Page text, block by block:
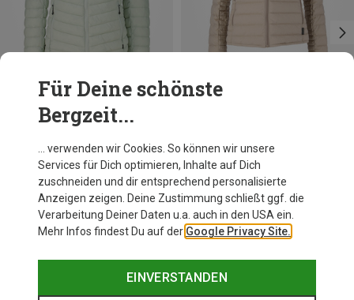
Bergzeit Basics
Damen Meru Weston 2.0 Jacke
M L XL XXL
Für Deine schönste
Bergzeit...
… verwenden wir Cookies. So können wir unsere
Services für Dich optimieren, Inhalte auf Dich
zuschneiden und dir entsprechend personalisierte
Anzeigen zeigen. Deine Zustimmung schließt ggf. die
Verarbeitung Deiner Daten u.a. auch in den USA ein.
Mehr Infos findest Du auf der Google Privacy Site.
EINVERSTANDEN